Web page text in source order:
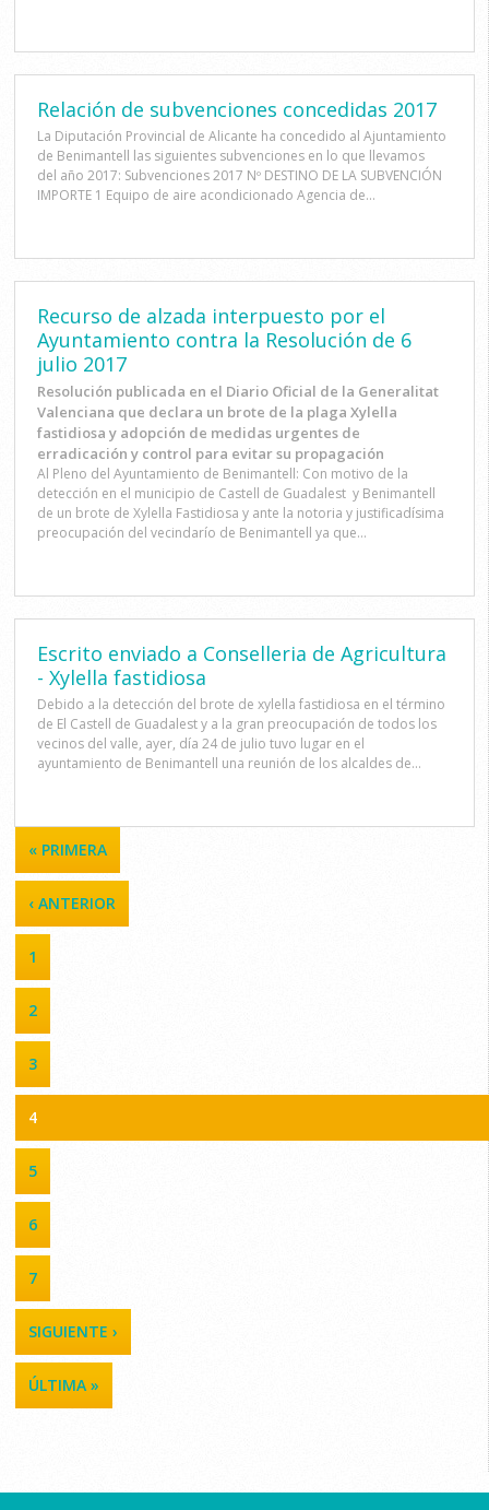
Relación de subvenciones concedidas 2017
La Diputación Provincial de Alicante ha concedido al Ajuntamiento
de Benimantell las siguientes subvenciones en lo que llevamos
del año 2017: Subvenciones 2017 Nº DESTINO DE LA SUBVENCIÓN
IMPORTE 1 Equipo de aire acondicionado Agencia de...
Recurso de alzada interpuesto por el
Ayuntamiento contra la Resolución de 6
julio 2017
Resolución publicada en el Diario Oficial de la Generalitat
Valenciana que declara un brote de la plaga Xylella
fastidiosa y adopción de medidas urgentes de
erradicación y control para evitar su propagación
Al Pleno del Ayuntamiento de Benimantell: Con motivo de la
detección en el municipio de Castell de Guadalest y Benimantell
de un brote de Xylella Fastidiosa y ante la notoria y justificadísima
preocupación del vecindarío de Benimantell ya que...
Escrito enviado a Conselleria de Agricultura
- Xylella fastidiosa
Debido a la detección del brote de xylella fastidiosa en el término
de El Castell de Guadalest y a la gran preocupación de todos los
vecinos del valle, ayer, día 24 de julio tuvo lugar en el
ayuntamiento de Benimantell una reunión de los alcaldes de...
PÁGINAS
« PRIMERA
‹ ANTERIOR
1
2
3
4
5
6
7
SIGUIENTE ›
ÚLTIMA »